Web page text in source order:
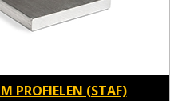
PROFIELEN (STAF)